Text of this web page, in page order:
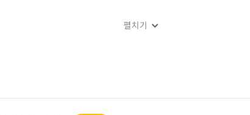
펼치기